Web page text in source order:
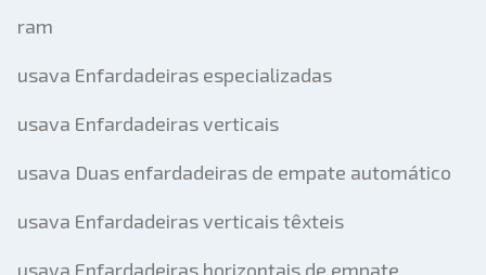
ram
usava Enfardadeiras especializadas
usava Enfardadeiras verticais
usava Duas enfardadeiras de empate automático
usava Enfardadeiras verticais têxteis
usava Enfardadeiras horizontais de empate